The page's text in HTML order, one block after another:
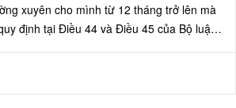
xuyên cho mình từ 12 tháng trở lên mà
định tại Điều 44 và Điều 45 của Bộ luật